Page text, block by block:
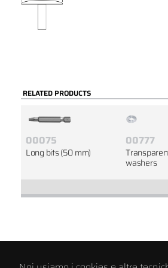
RELATED PRODUCTS
00075
Long bits (50 mm)
00777
washers